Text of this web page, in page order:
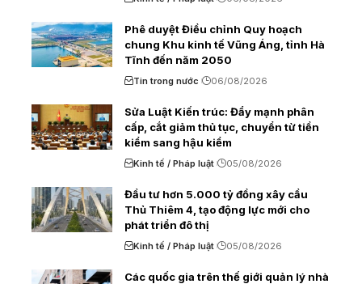
Phê duyệt Điều chỉnh Quy hoạch
chung Khu kinh tế Vũng Áng, tỉnh Hà
Tĩnh đến năm 2050
Tin trong nước 06/08/2026
Sửa Luật Kiến trúc: Đẩy mạnh phân
cấp, cắt giảm thủ tục, chuyển từ tiền
kiểm sang hậu kiểm
Kinh tế / Pháp luật 05/08/2026
Đầu tư hơn 5.000 tỷ đồng xây cầu
Thủ Thiêm 4, tạo động lực mới cho
phát triển đô thị
Kinh tế / Pháp luật 05/08/2026
Các quốc gia trên thế giới quản lý nhà